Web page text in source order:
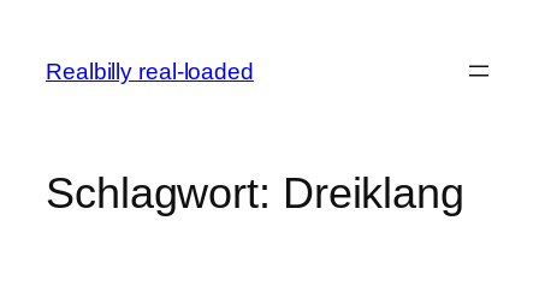
springen
Realbilly real-loaded
Schlagwort: Dreiklang